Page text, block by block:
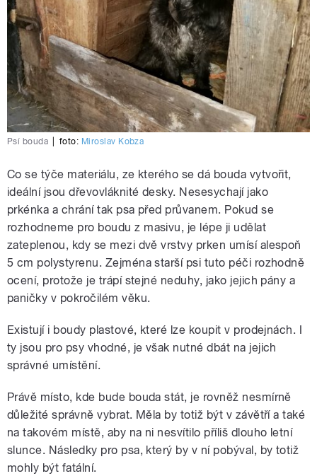
Psí bouda foto: Miroslav Kobza
Co se týče materiálu, ze kterého se dá bouda vytvořit,
ideální jsou dřevovláknité desky. Nesesychají jako
prkénka a chrání tak psa před průvanem. Pokud se
rozhodneme pro boudu z masivu, je lépe ji udělat
zateplenou, kdy se mezi dvě vrstvy prken umísí alespoň
5 cm polystyrenu. Zejména starší psi tuto péči rozhodně
ocení, protože je trápí stejné neduhy, jako jejich pány a
paničky v pokročilém věku.
Existují i boudy plastové, které lze koupit v prodejnách. I
ty jsou pro psy vhodné, je však nutné dbát na jejich
správné umístění.
Právě místo, kde bude bouda stát, je rovněž nesmírně
důležité správně vybrat. Měla by totiž být v závětří a také
na takovém místě, aby na ni nesvítilo příliš dlouho letní
slunce. Následky pro psa, který by v ní pobýval, by totiž
mohly být fatální.